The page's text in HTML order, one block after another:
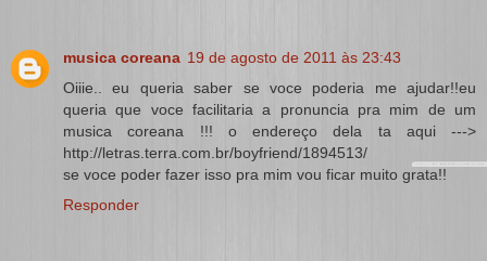
musica coreana 19 de agosto de 2011 às 23:43
Oiiie.. eu queria saber se voce poderia me ajudar!!eu
queria que voce facilitaria a pronuncia pra mim de um
musica coreana !!! o endereço dela ta aqui --->
http://letras.terra.com.br/boyfriend/1894513/
se voce poder fazer isso pra mim vou ficar muito grata!!
Responder